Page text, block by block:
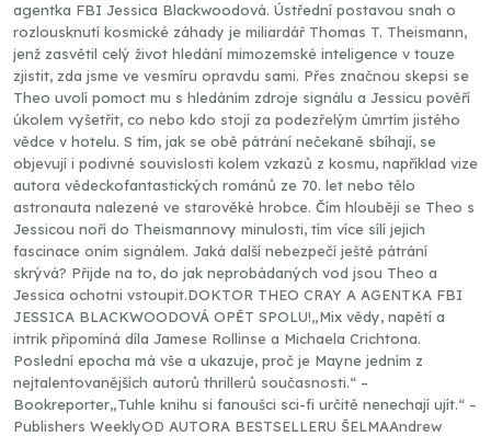
agentka FBI Jessica Blackwoodová. Ústřední postavou snah o
rozlousknutí kosmické záhady je miliardář Thomas T. Theismann,
jenž zasvětil celý život hledání mimozemské inteligence v touze
zjistit, zda jsme ve vesmíru opravdu sami. Přes značnou skepsi se
Theo uvolí pomoct mu s hledáním zdroje signálu a Jessicu pověří
úkolem vyšetřit, co nebo kdo stojí za podezřelým úmrtím jistého
vědce v hotelu. S tím, jak se obě pátrání nečekaně sbíhají, se
objevují i podivné souvislosti kolem vzkazů z kosmu, například vize
autora vědeckofantastických románů ze 70. let nebo tělo
astronauta nalezené ve starověké hrobce. Čím hlouběji se Theo s
Jessicou noří do Theismannovy minulosti, tím více sílí jejich
fascinace oním signálem. Jaká další nebezpečí ještě pátrání
skrývá? Přijde na to, do jak neprobádaných vod jsou Theo a
Jessica ochotni vstoupit.DOKTOR THEO CRAY A AGENTKA FBI
JESSICA BLACKWOODOVÁ OPĚT SPOLU!„Mix vědy, napětí a
intrik připomíná díla Jamese Rollinse a Michaela Crichtona.
Poslední epocha má vše a ukazuje, proč je Mayne jedním z
nejtalentovanějších autorů thrillerů současnosti.“ –
Bookreporter„Tuhle knihu si fanoušci sci-fi určitě nenechají ujít.“ –
Publishers WeeklyOD AUTORA BESTSELLERU ŠELMAAndrew